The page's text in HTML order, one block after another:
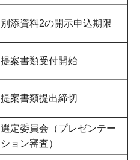
別添資料2の開示申込期限
提案書類受付開始
提案書類提出締切
選定委員会（プレゼンテー
ション審査）